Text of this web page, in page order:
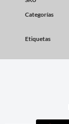
Categorías
Etiquetas